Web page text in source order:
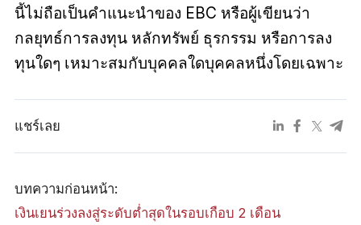
นี้ไม่ถือเป็นคำแนะนำของ EBC หรือผู้เขียนว่า
กลยุทธ์การลงทุน หลักทรัพย์ ธุรกรรม หรือการลง
ทุนใดๆ เหมาะสมกับบุคคลใดบุคคลหนึ่งโดยเฉพาะ
แชร์เลย
บทความก่อนหน้า:
เงินเยนร่วงลงสู่ระดับต่ำสุดในรอบเกือบ 2 เดือน